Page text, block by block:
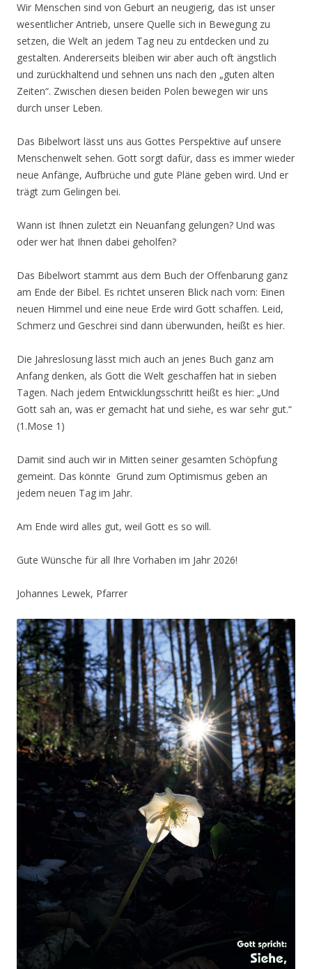
Wir Menschen sind von Geburt an neugierig, das ist unser
wesentlicher Antrieb, unsere Quelle sich in Bewegung zu
setzen, die Welt an jedem Tag neu zu entdecken und zu
gestalten. Andererseits bleiben wir aber auch oft ängstlich
und zurückhaltend und sehnen uns nach den „guten alten
Zeiten“. Zwischen diesen beiden Polen bewegen wir uns
durch unser Leben.
Das Bibelwort lässt uns aus Gottes Perspektive auf unsere
Menschenwelt sehen. Gott sorgt dafür, dass es immer wieder
neue Anfänge, Aufbrüche und gute Pläne geben wird. Und er
trägt zum Gelingen bei.
Wann ist Ihnen zuletzt ein Neuanfang gelungen? Und was
oder wer hat Ihnen dabei geholfen?
Das Bibelwort stammt aus dem Buch der Offenbarung ganz
am Ende der Bibel. Es richtet unseren Blick nach vorn: Einen
neuen Himmel und eine neue Erde wird Gott schaffen. Leid,
Schmerz und Geschrei sind dann überwunden, heißt es hier.
Die Jahreslosung lässt mich auch an jenes Buch ganz am
Anfang denken, als Gott die Welt geschaffen hat in sieben
Tagen. Nach jedem Entwicklungsschritt heißt es hier: „Und
Gott sah an, was er gemacht hat und siehe, es war sehr gut.“
(1.Mose 1)
Damit sind auch wir in Mitten seiner gesamten Schöpfung
gemeint. Das könnte Grund zum Optimismus geben an
jedem neuen Tag im Jahr.
Am Ende wird alles gut, weil Gott es so will.
Gute Wünsche für all Ihre Vorhaben im Jahr 2026!
Johannes Lewek, Pfarrer